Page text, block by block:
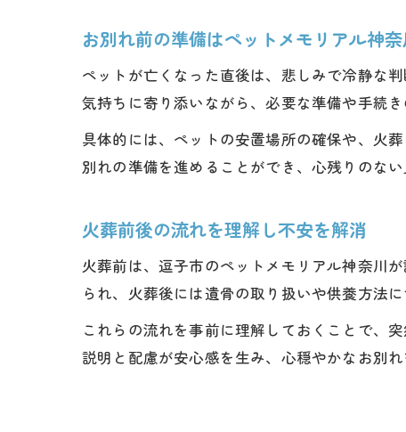
お別れ前の準備はペットメモリアル神
ペットが亡くなった直後は、悲しみで冷静な
気持ちに寄り添いながら、必要な準備や手続
具体的には、ペットの安置場所の確保や、火
別れの準備を進めることができ、心残りのない
火葬前後の流れを理解し不安を解消
火葬前は、逗子市のペットメモリアル神奈川
られ、火葬後には遺骨の取り扱いや供養方法
これらの流れを事前に理解しておくことで、
説明と配慮が安心感を生み、心穏やかなお別れ